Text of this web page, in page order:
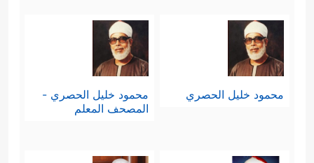
محمود خليل الحصري
محمود خليل الحصري -
المصحف المعلم